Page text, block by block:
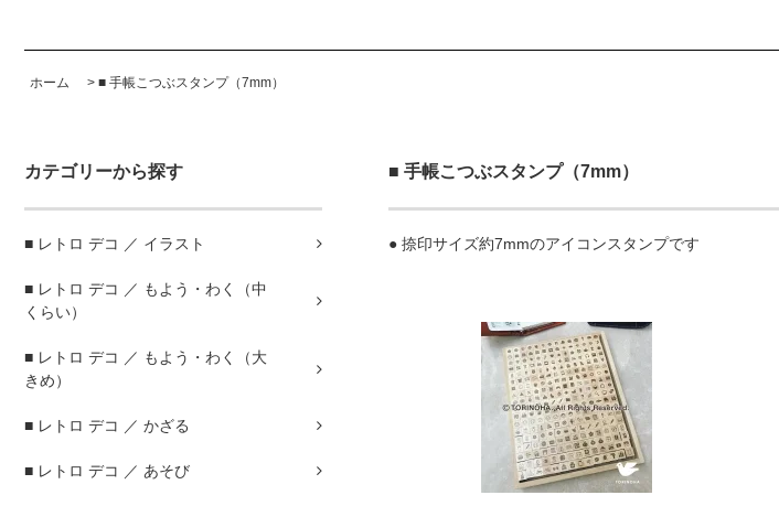
ホーム > ■ 手帳こつぶスタンプ（7mm）
カテゴリーから探す
■ レトロ デコ ／ イラスト
■ レトロ デコ ／ もよう・わく（中
くらい）
■ レトロ デコ ／ もよう・わく（大
きめ）
■ レトロ デコ ／ かざる
■ レトロ デコ ／ あそび
■ 手帳こつぶスタンプ（7mm）
● 捺印サイズ約7mmのアイコンスタンプです